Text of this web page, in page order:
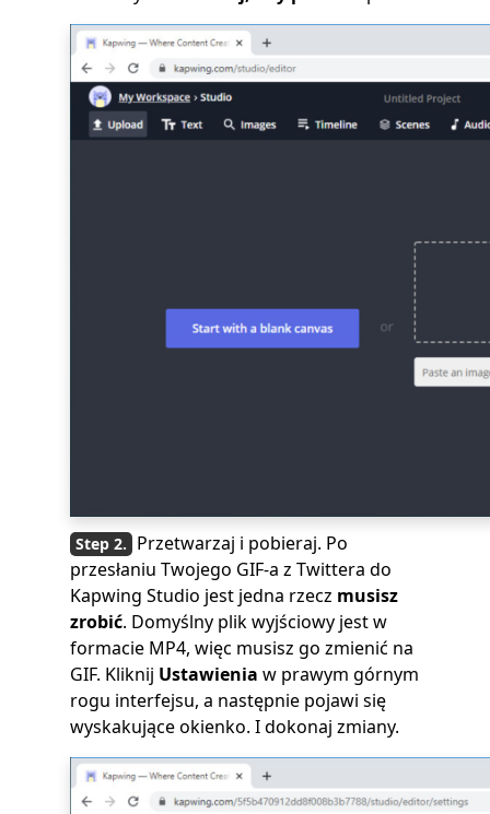
Przetwarzaj i pobieraj. Po
przesłaniu Twojego GIF-a z Twittera do
Kapwing Studio jest jedna rzecz musisz
zrobić. Domyślny plik wyjściowy jest w
formacie MP4, więc musisz go zmienić na
GIF. Kliknij Ustawienia w prawym górnym
rogu interfejsu, a następnie pojawi się
wyskakujące okienko. I dokonaj zmiany.